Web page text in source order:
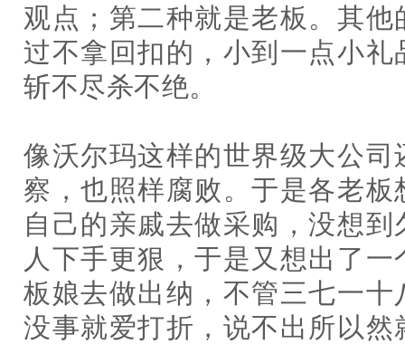
观点；第二种就是老板。其
过不拿回扣的，小到一点小
斩不尽杀不绝。
像沃尔玛这样的世界级大公
察，也照样腐败。于是各老
自己的亲戚去做采购，没想
人下手更狠，于是又想出了
板娘去做出纳，不管三七一
没事就爱打折，说不出所以